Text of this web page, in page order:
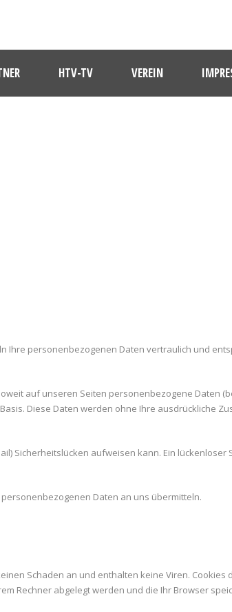
HTV-TV VEREIN
Ihre personenbezogenen Daten vertraulich und
auf unseren Seiten personenbezogene Daten
Diese Daten werden ohne Ihre ausdrückliche
Sicherheitslücken aufweisen kann. Ein lückenloser
Daten an uns übermitteln.
Schaden an und enthalten keine Viren. Cookies
Rechner abgelegt werden und die Ihr Browser